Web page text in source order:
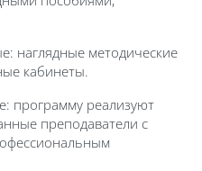
наглядные методические
кабинеты.
программу реализуют
преподаватели с